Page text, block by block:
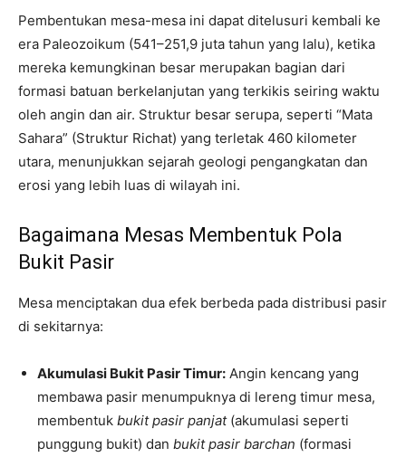
Pembentukan mesa-mesa ini dapat ditelusuri kembali ke
era Paleozoikum (541–251,9 juta tahun yang lalu), ketika
mereka kemungkinan besar merupakan bagian dari
formasi batuan berkelanjutan yang terkikis seiring waktu
oleh angin dan air. Struktur besar serupa, seperti “Mata
Sahara” (Struktur Richat) yang terletak 460 kilometer
utara, menunjukkan sejarah geologi pengangkatan dan
erosi yang lebih luas di wilayah ini.
Bagaimana Mesas Membentuk Pola
Bukit Pasir
Mesa menciptakan dua efek berbeda pada distribusi pasir
di sekitarnya:
Akumulasi Bukit Pasir Timur: Angin kencang yang
membawa pasir menumpuknya di lereng timur mesa,
membentuk bukit pasir panjat(akumulasi seperti
punggung bukit) dan bukit pasir barchan (formasi